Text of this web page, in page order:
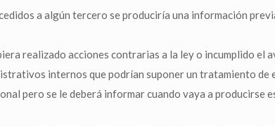
a algún tercero se produciría una información
realizado acciones contrarias a la ley o incumplido el
internos que podrían suponer un tratamiento de
pero se le deberá informar cuando vaya a producirse